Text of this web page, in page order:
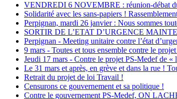
VENDREDI 6 NOVEMBRE : réunion-débat
Solidarité avec les sans-papiers !
Perpignan, mardi 26 janvier : Nous sommes
SORTIR DE L’ETAT D’URGENCE
Perpignan - Meeting unitaire contre l’état
9 mars - Toutes et tous ensemble contre le
Jeudi 17 mars - Contre le projet PS-Medef de «
Le 31 mars et après, en grève et dans la rue !
Retrait du projet de loi Travail !
Censurons ce gouvernement et sa politique !
Contre le gouvernement PS-Medef, ON